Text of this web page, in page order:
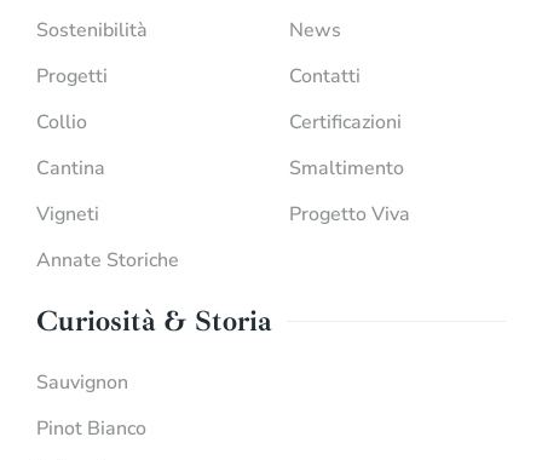
Sostenibilità
Progetti
Collio
Cantina
Vigneti
Annate Storiche
News
Contatti
Certificazioni
Smaltimento
Progetto Viva
Curiosità & Storia
Sauvignon
Pinot Bianco